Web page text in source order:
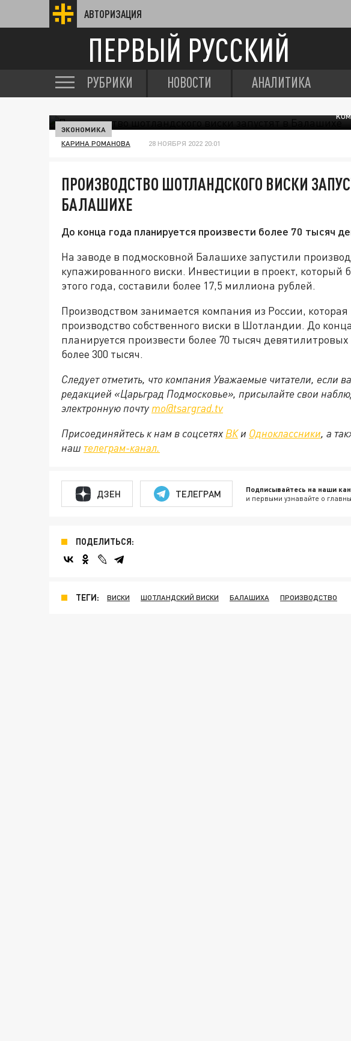
АВТОРИЗАЦИЯ
ПЕРВЫЙ РУССКИЙ
РУБРИКИ НОВОСТИ АНАЛИТИКА
ЭКОНОМИКА
КАРИНА РОМАНОВА 28 НОЯБРЯ 2022 20:01
ПРОИЗВОДСТВО ШОТЛАНДСКОГО ВИСКИ
БАЛАШИХЕ
До конца года планируется произвести более 70 тысяч
На заводе в подмосковной Балашихе запустили
купажированного виски. Инвестиции в проект, который
этого года, составили более 17,5 миллиона рублей.
Производством занимается компания из России, которая
производство собственного виски в Шотландии. До
планируется произвести более 70 тысяч
более 300 тысяч.
Следует отметить, что компания Уважаемые читатели, если
редакцией «Царьград Подмосковье», присылайте свои
электронную почту mo@tsargrad.tv
Присоединяйтесь к нам в соцсетях ВКи Одноклассники, а
наш телеграм-канал.
ДЗЕН ТЕЛЕГРАМ Подписывайтесь на наши
и первыми узнавайте о
ПОДЕЛИТЬСЯ:
ТЕГИ: ВИСКИ ШОТЛАНДСКИЙ ВИСКИ БАЛАШИХА ПРОИЗВОДСТВО